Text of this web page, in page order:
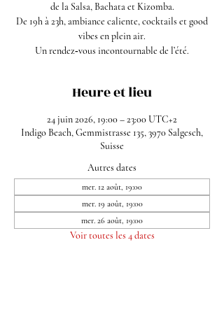
de la Salsa, Bachata et Kizomba.
De 19h à 23h, ambiance caliente, cocktails et good
vibes en plein air.
Un rendez‑vous incontournable de l’été.
Heure et lieu
24 juin 2026, 19:00 – 23:00 UTC+2
Indigo Beach, Gemmistrasse 135, 3970 Salgesch,
Suisse
Autres dates
mer. 12 août, 19:00
mer. 19 août, 19:00
mer. 26 août, 19:00
Voir toutes les 4 dates